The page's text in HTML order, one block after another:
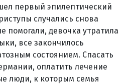
первый эпилептический
случались снова
помогали, девочка утратила
все закончилось
состоянием. Спасать
оплатить лечение
люди, к которым семья